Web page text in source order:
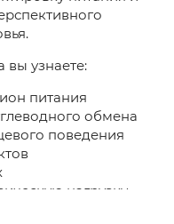
вы узнаете:
питания
обмена
поведения
нагрузку